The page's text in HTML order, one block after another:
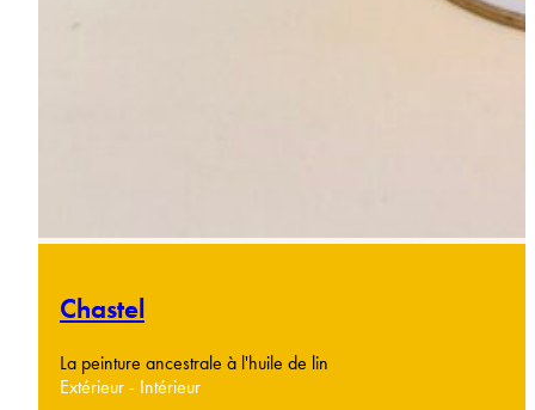
Chastel
La peinture ancestrale à l'huile de lin
Extérieur - Intérieur